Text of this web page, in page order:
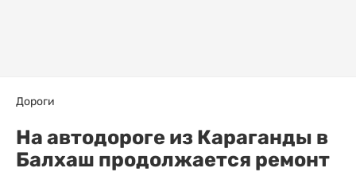
Дороги
На автодороге из Караганды в
Балхаш продолжается ремонт